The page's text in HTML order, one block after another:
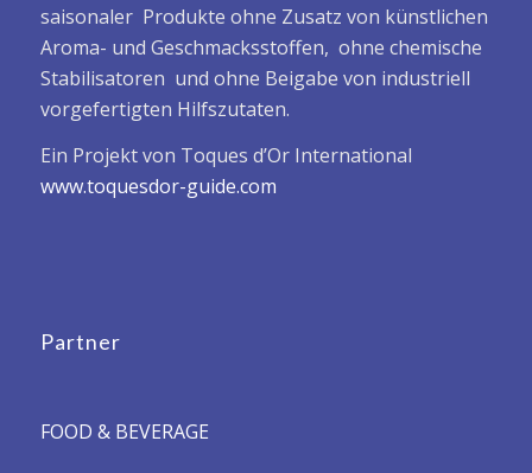
saisonaler Produkte ohne Zusatz von künstlichen
Aroma- und Geschmacksstoffen, ohne chemische
Stabilisatoren und ohne Beigabe von industriell
vorgefertigten Hilfszutaten.
Ein Projekt von Toques d’Or International
www.toquesdor-guide.com
Partner
FOOD & BEVERAGE